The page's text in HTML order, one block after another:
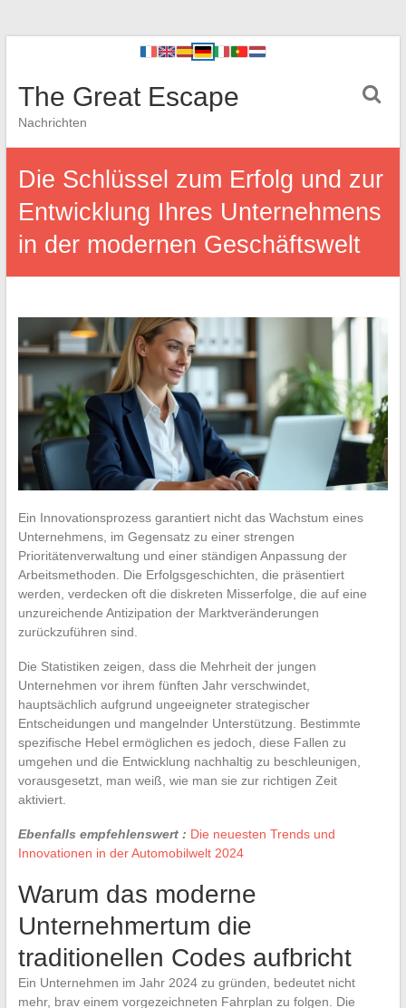
The Great Escape
Nachrichten
Die Schlüssel zum Erfolg und zur
Entwicklung Ihres Unternehmens
in der modernen Geschäftswelt
Ein Innovationsprozess garantiert nicht das Wachstum eines
Unternehmens, im Gegensatz zu einer strengen
Prioritätenverwaltung und einer ständigen Anpassung der
Arbeitsmethoden. Die Erfolgsgeschichten, die präsentiert
werden, verdecken oft die diskreten Misserfolge, die auf eine
unzureichende Antizipation der Marktveränderungen
zurückzuführen sind.
Die Statistiken zeigen, dass die Mehrheit der jungen
Unternehmen vor ihrem fünften Jahr verschwindet,
hauptsächlich aufgrund ungeeigneter strategischer
Entscheidungen und mangelnder Unterstützung. Bestimmte
spezifische Hebel ermöglichen es jedoch, diese Fallen zu
umgehen und die Entwicklung nachhaltig zu beschleunigen,
vorausgesetzt, man weiß, wie man sie zur richtigen Zeit
aktiviert.
Ebenfalls empfehlenswert : Die neuesten Trends und
Innovationen in der Automobilwelt 2024
Warum das moderne
Unternehmertum die
traditionellen Codes aufbricht
Ein Unternehmen im Jahr 2024 zu gründen, bedeutet nicht
mehr, brav einem vorgezeichneten Fahrplan zu folgen. Die